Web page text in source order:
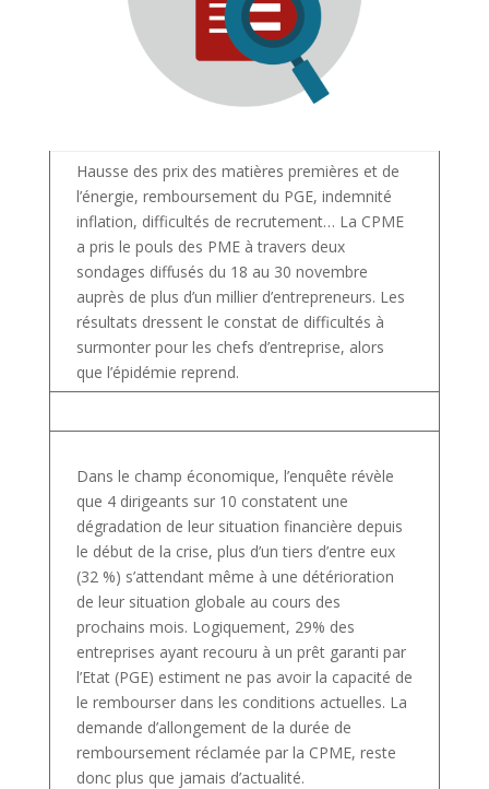
Hausse des prix des matières premières et de
l’énergie, remboursement du PGE, indemnité
inflation, difficultés de recrutement… La CPME
a pris le pouls des PME à travers deux
sondages diffusés du 18 au 30 novembre
auprès de plus d’un millier d’entrepreneurs. Les
résultats dressent le constat de difficultés à
surmonter pour les chefs d’entreprise, alors
que l’épidémie reprend.
Dans le champ économique, l’enquête révèle
que 4 dirigeants sur 10 constatent une
dégradation de leur situation financière depuis
le début de la crise, plus d’un tiers d’entre eux
(32 %) s’attendant même à une détérioration
de leur situation globale au cours des
prochains mois. Logiquement, 29% des
entreprises ayant recouru à un prêt garanti par
l’Etat (PGE) estiment ne pas avoir la capacité de
le rembourser dans les conditions actuelles. La
demande d’allongement de la durée de
remboursement réclamée par la CPME, reste
donc plus que jamais d’actualité.